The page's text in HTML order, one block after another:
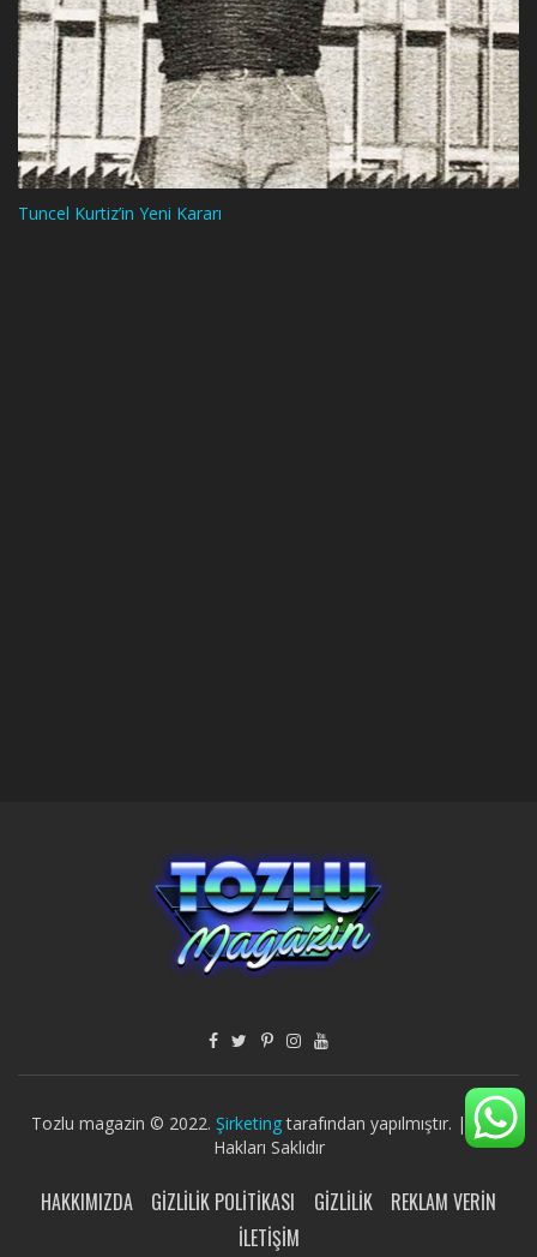
Tuncel Kurtiz’in Yeni Kararı
Tozlu magazin © 2022. Şirketingtarafından yapılmıştır. | Tüm
Hakları Saklıdır
HAKKIMIZDA GIZLILIK POLITIKASI GIZLILIK
REKLAM VERIN
İLETIŞIM